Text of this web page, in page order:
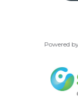
Powered